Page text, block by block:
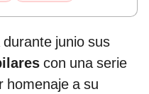
junio sus
con una serie
homenaje a su